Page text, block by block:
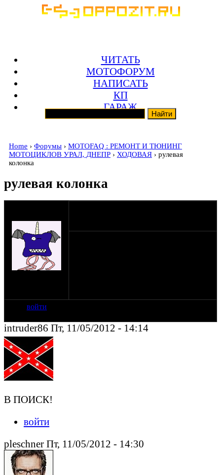
ЧИТАТЬ
МОТОФОРУМ
НАПИСАТЬ
КП
ГАРАЖ
Home › Форумы › MOTOFAQ : РЕМОНТ И ТЮНИНГ
МОТОЦИКЛОВ УРАЛ, ДНЕПР › ХОДОВАЯ › рулевая
колонка
рулевая колонка
войти
intruder86 Пт, 11/05/2012 - 14:14
В ПОИСК!
войти
pleschner Пт, 11/05/2012 - 14:30